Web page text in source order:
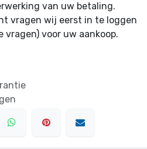
van uw betaling.
vragen wij eerst in te loggen
vragen) voor uw aankoop.